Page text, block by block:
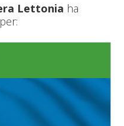
Lettonia ha